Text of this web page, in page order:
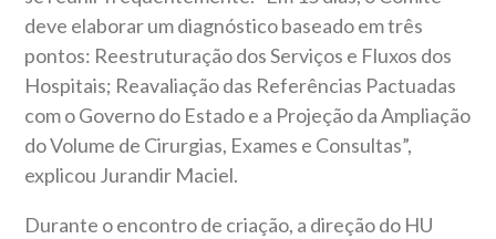
deve elaborar um diagnóstico baseado em três
pontos: Reestruturação dos Serviços e Fluxos dos
Hospitais; Reavaliação das Referências Pactuadas
com o Governo do Estado e a Projeção da Ampliação
do Volume de Cirurgias, Exames e Consultas”,
explicou Jurandir Maciel.
Durante o encontro de criação, a direção do HU